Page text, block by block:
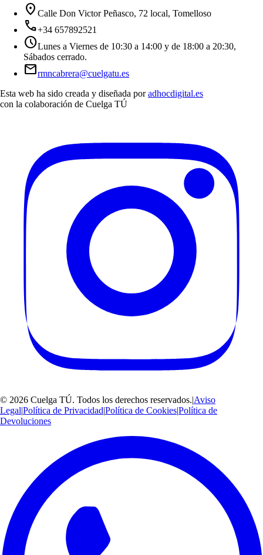
location_on Calle Don Victor Peñasco, 72 local, Tomelloso
call+34 657892521
scheduleLunes a Viernes de 10:30 a 14:00 y de 18:00 a 20:30,
Sábados cerrado.
mailrmncabrera@cuelgatu.es
Esta web ha sido creada y diseñada por adhocdigital.es
con la colaboración de Cuelga TÚ
© 2026 Cuelga TÚ. Todos los derechos reservados.|Aviso
Legal|Política de Privacidad|Política de Cookies|Política de
Devoluciones